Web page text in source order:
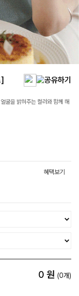
]
굴을 밝혀주는 컬러와 함께 해
혜택보기
0 원 (0개)